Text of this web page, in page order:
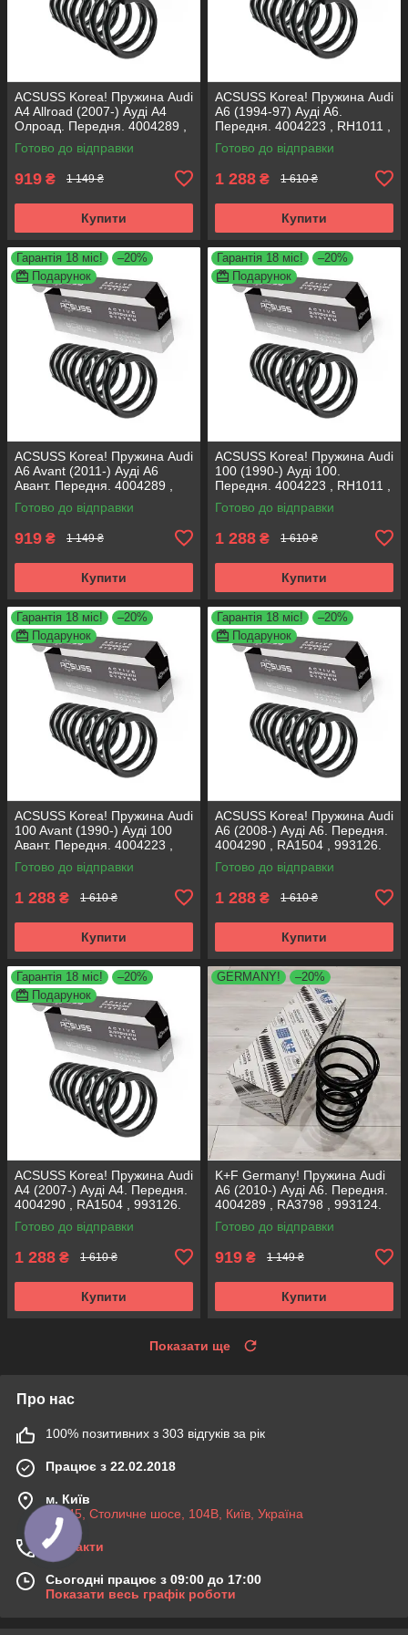
ACSUSS Korea! Пружина Audi
A4 Allroad (2007-) Ауді А4
Олроад. Передня. 4004289 ,
RA3798 , 993124. Аксусс
Корея
Готово до відправки
919 ₴ 1 149 ₴
Купити
ACSUSS Korea! Пружина Audi
A6 (1994-97) Ауді А6.
Передня. 4004223 , RH1011 ,
997224. Аксусс Корея
Готово до відправки
1 288 ₴ 1 610 ₴
Купити
Гарантія 18 міс!
–20%
Подарунок
ACSUSS Korea! Пружина Audi
A6 Avant (2011-) Ауді А6
Авант. Передня. 4004289 ,
RA3798 , 993124. Аксусс
Корея
Готово до відправки
919 ₴ 1 149 ₴
Купити
Гарантія 18 міс!
–20%
Подарунок
ACSUSS Korea! Пружина Audi
100 (1990-) Ауді 100.
Передня. 4004223 , RH1011 ,
997224. Аксусс Корея
Готово до відправки
1 288 ₴ 1 610 ₴
Купити
Гарантія 18 міс!
–20%
Подарунок
ACSUSS Korea! Пружина Audi
100 Avant (1990-) Ауді 100
Авант. Передня. 4004223 ,
RH1011 , 997224. Аксусс
Корея
Готово до відправки
1 288 ₴ 1 610 ₴
Купити
Гарантія 18 міс!
–20%
Подарунок
ACSUSS Korea! Пружина Audi
A6 (2008-) Ауді А6. Передня.
4004290 , RA1504 , 993126.
Аксусс Корея
Готово до відправки
1 288 ₴ 1 610 ₴
Купити
Гарантія 18 міс!
–20%
Подарунок
ACSUSS Korea! Пружина Audi
A4 (2007-) Ауді А4. Передня.
4004290 , RA1504 , 993126.
Аксусс Корея
Готово до відправки
1 288 ₴ 1 610 ₴
Купити
GERMANY! –20%
K+F Germany! Пружина Audi
A6 (2010-) Ауді А6. Передня.
4004289 , RA3798 , 993124.
К+Ф Німеччина
Готово до відправки
919 ₴ 1 149 ₴
Купити
Показати ще
Про нас
100% позитивних з 303 відгуків за рік
Працює з 22.02.2018
м. Київ
03045, Столичне шосе, 104B, Київ, Україна
Контакти
Сьогодні працює з 09:00 до 17:00
Показати весь графік роботи